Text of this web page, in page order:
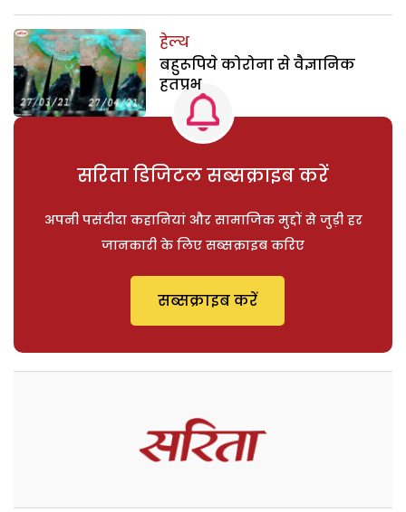
हेल्थ
बहुरूपिये कोरोना से वैज्ञानिक
हतप्रभ
सरिता डिजिटल सब्सक्राइब करें
अपनी पसंदीदा कहानियां और सामाजिक मुद्दों से जुड़ी हर
जानकारी के लिए सब्सक्राइब करिए
सब्सक्राइब करें